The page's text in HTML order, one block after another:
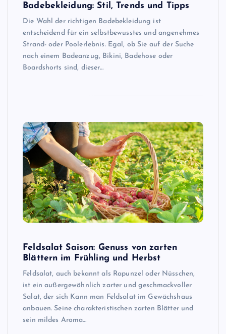
Badebekleidung: Stil, Trends und Tipps
Die Wahl der richtigen Badebekleidung ist
entscheidend für ein selbstbewusstes und angenehmes
Strand- oder Poolerlebnis. Egal, ob Sie auf der Suche
nach einem Badeanzug, Bikini, Badehose oder
Boardshorts sind, dieser…
Feldsalat Saison: Genuss von zarten
Blättern im Frühling und Herbst
Feldsalat, auch bekannt als Rapunzel oder Nüsschen,
ist ein außergewöhnlich zarter und geschmackvoller
Salat, der sich Kann man Feldsalat im Gewächshaus
anbauen. Seine charakteristischen zarten Blätter und
sein mildes Aroma…